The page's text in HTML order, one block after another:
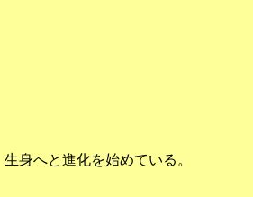
身へと進化を始めている。